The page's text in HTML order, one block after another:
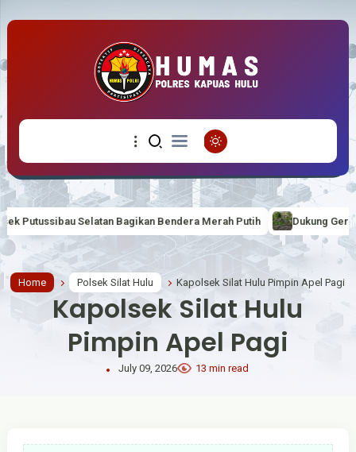
Bendera Merah Putih Dukung Gerakan ASRI Polsek
Home Polsek Silat Hulu Kapolsek Silat Hulu Pimpin Apel Pagi
Kapolsek Silat Hulu
Pimpin Apel Pagi
July 09, 2026 13 min read